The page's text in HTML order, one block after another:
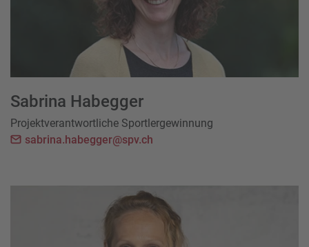
Sabrina Habegger
Projektverantwortliche Sportlergewinnung
sabrina.habegger@spv.ch